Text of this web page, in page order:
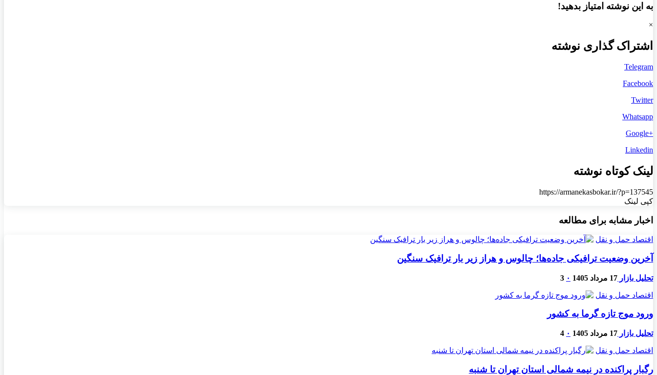
به این نوشته امتیاز بدهید!
×
اشتراک گذاری نوشته
Telegram
Facebook
Twitter
Whatsapp
+Google
Linkedin
لینک کوتاه نوشته
https://armanekasbokar.ir/?p=137545
کپی لینک
اخبار مشابه برای مطالعه
اقتصاد حمل و نقل
آخرین وضعیت ترافیکی جاده‌ها؛ چالوس و هراز زیر بار ترافیک سنگین
تحلیل بازار 17 مرداد 1405 ۰ 3
اقتصاد حمل و نقل
ورود موج تازه گرما به کشور
تحلیل بازار 17 مرداد 1405 ۰ 4
اقتصاد حمل و نقل
رگبار پراکنده در نیمه شمالی استان تهران تا شنبه